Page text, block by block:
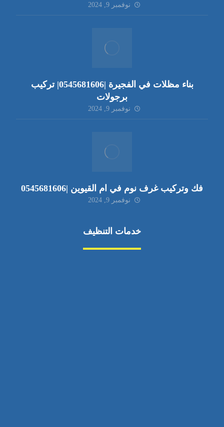
نوفمبر 9, 2024
بناء مظلات في الفجيرة |0545681606| تركيب
برجولات
نوفمبر 9, 2024
فك وتركيب غرف نوم في ام القيوين |0545681606
نوفمبر 9, 2024
خدمات التنظيف